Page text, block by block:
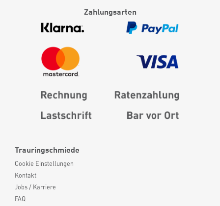
Trauringschmiede
Cookie Einstellungen
Kontakt
Jobs / Karriere
FAQ
Zahlungsarten